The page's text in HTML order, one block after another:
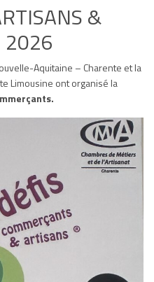
&
2026
Aquitaine – Charente et la
Limousine ont organisé la